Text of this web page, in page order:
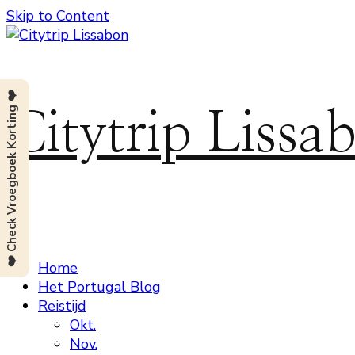
Skip to Content
Citytrip
Home
Het Portugal Blog
Reistijd
Okt.
Nov.
❤️ Check Vroegboek Korting ❤️